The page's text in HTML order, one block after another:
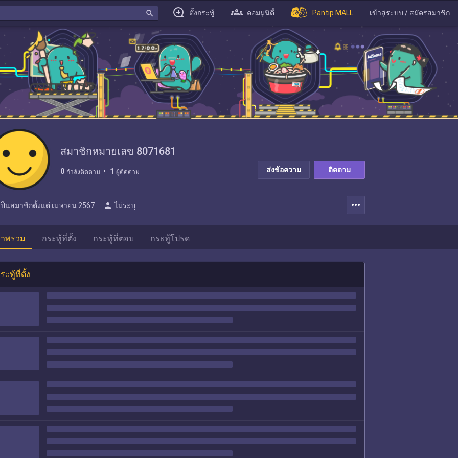
search ตั้งกระทู้ คอมมูนิตี้ Pantip MALL เข้าสู่ระบบ / สมัครสมาชิก
สมาชิกหมายเลข 8071681
0 กำลังติดตาม 1 ผู้ติดตาม ส่งข้อความ ติดตาม
ป็นสมาชิกตั้งแต่ เมษายน 2567 person ไม่ระบุ more_horiz
พรวม กระทู้ที่ตั้ง กระทู้ที่ตอบ กระทู้โปรด
ะทู้ที่ตั้ง